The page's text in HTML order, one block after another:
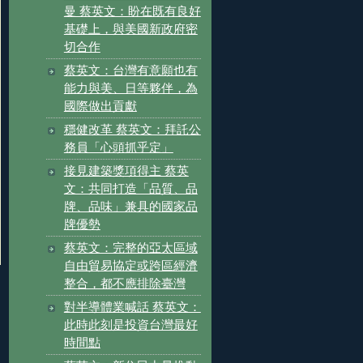
曼 蔡英文：盼在既有良好
基礎上，與美國新政府密
切合作
蔡英文：台灣有意願也有
能力與美、日等夥伴，為
國際做出貢獻
穩健改革 蔡英文：拜託公
務員「心頭抓乎定」
接見建築獎項得主 蔡英
文：共同打造「品質、品
牌、品味」兼具的國家品
牌優勢
蔡英文：完整的亞太區域
自由貿易協定或跨區經濟
整合，都不應排除臺灣
對半導體業喊話 蔡英文：
此時此刻是投資台灣最好
時間點